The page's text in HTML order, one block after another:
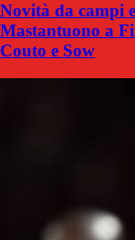
Novità da campi
Mastantuono a
Couto e Sow